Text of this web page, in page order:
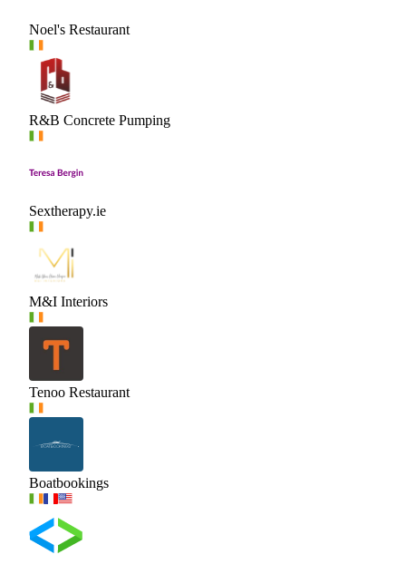
Noel's Restaurant
R&B Concrete Pumping
Sextherapy.ie
M&I Interiors
Tenoo Restaurant
Boatbookings